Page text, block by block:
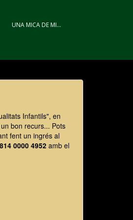
UNA MICA DE MI…
Infantils", en
bon recurs... Pots
fent un ingrés al
0000 4952 amb el